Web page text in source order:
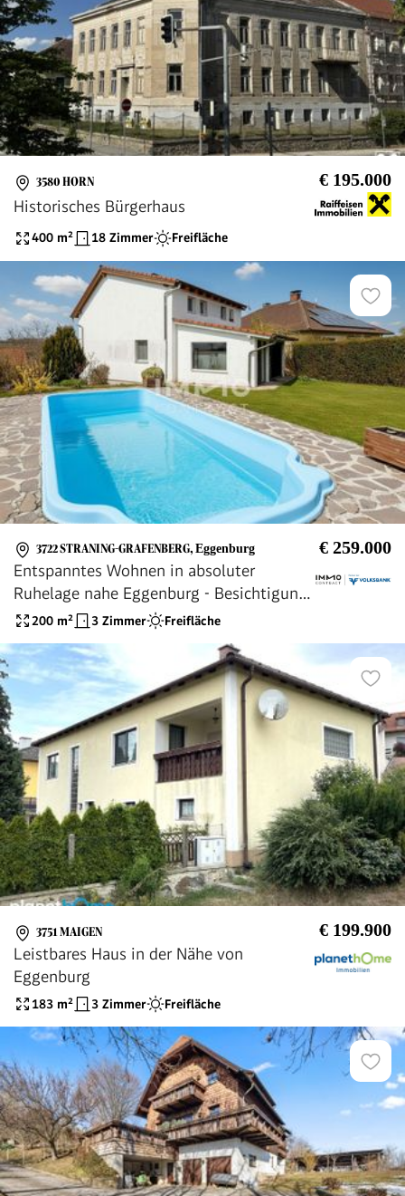
3580 HORN € 195.000
Historisches Bürgerhaus
400 m² 18 Zimmer Freifläche
3722 STRANING-GRAFENBERG, Eggenburg € 259.000
Entspanntes Wohnen in absoluter
Ruhelage nahe Eggenburg - Besichtigung
Freitag 31.7.2026 n.V.
200 m² 3 Zimmer Freifläche
3751 MAIGEN € 199.900
Leistbares Haus in der Nähe von
Eggenburg
183 m² 3 Zimmer Freifläche